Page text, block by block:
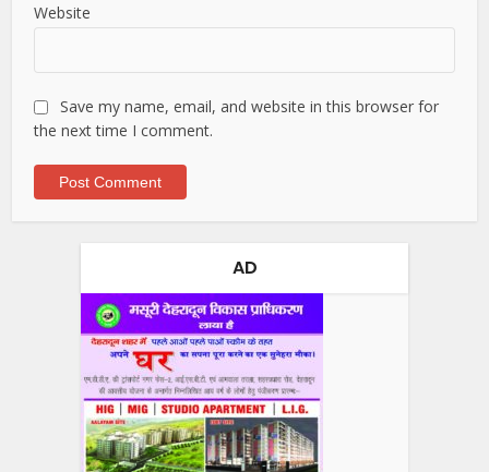
Website
Save my name, email, and website in this browser for
the next time I comment.
AD